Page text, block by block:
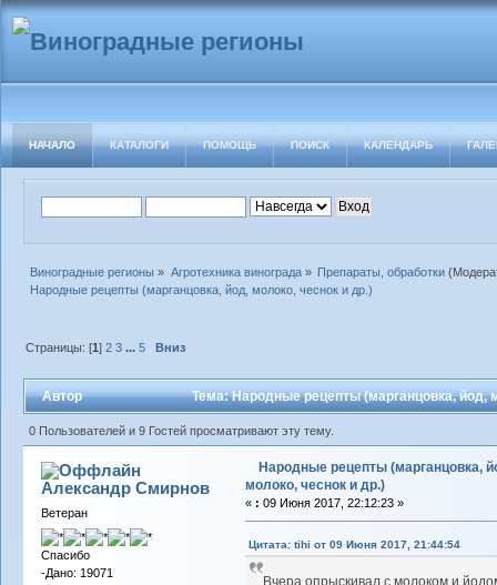
НАЧАЛО КАТАЛОГИ ПОМОЩЬ ПОИСК КАЛЕНДАРЬ
Виноградные регионы » Агротехника винограда» Препараты, обработки
Народные рецепты (марганцовка, йод, молоко, чеснок и др.)
Страницы: [1]2 3 ...5 Вниз
Автор Тема: Народные рецепты (марганцовка, йод,
0 Пользователей и 9 Гостей просматривают эту тему.
Александр Смирнов
Ветеран
Спасибо
-Дано: 19071
Народные рецепты (марганцовка,
молоко, чеснок и др.)
« : 09 Июня 2017, 22:12:23 »
Цитата: tihi от 09 Июня 2017, 21:44:54
Вчера опрыскивал с молоком и